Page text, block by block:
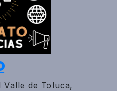
Valle de Toluca,